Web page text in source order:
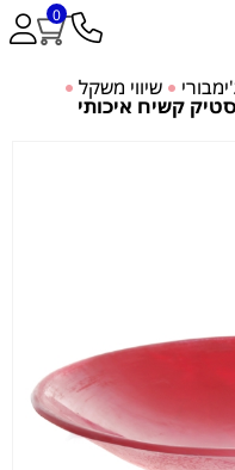
0
שיווי משקל
קשיח איכותי